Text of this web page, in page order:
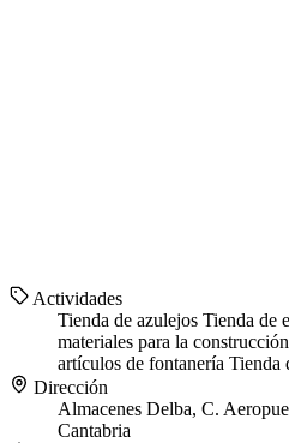
Actividades
Tienda de azulejos Tienda de
materiales para la construcción
artículos de fontanería Tienda
Dirección
Almacenes Delba, C.
Cantabria